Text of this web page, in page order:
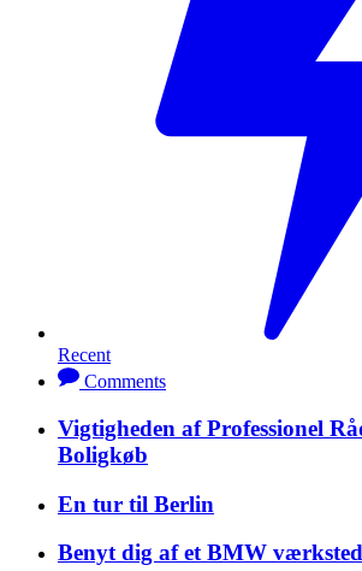
Recent
Comments
Vigtigheden af Professionel
Boligkøb
En tur til Berlin
Benyt dig af et BMW